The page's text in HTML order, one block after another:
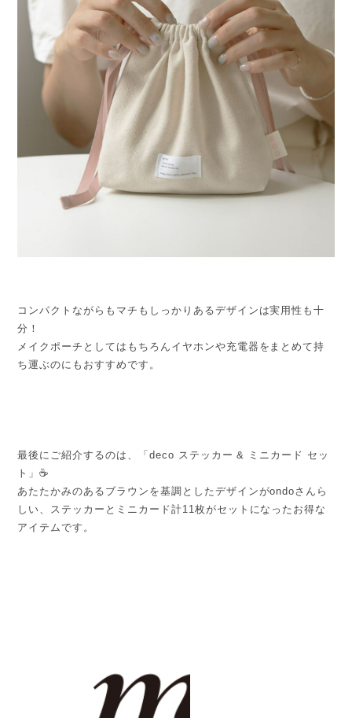
コンパクトながらもマチもしっかりあるデザインは実用性も十
分！
メイクポーチとしてはもちろんイヤホンや充電器をまとめて持
ち運ぶのにもおすすめです。
最後にご紹介するのは、「deco ステッカー & ミニカード セッ
ト」☕
あたたかみのあるブラウンを基調としたデザインがondoさんら
しい、ステッカーとミニカード計11枚がセットになったお得な
アイテムです。